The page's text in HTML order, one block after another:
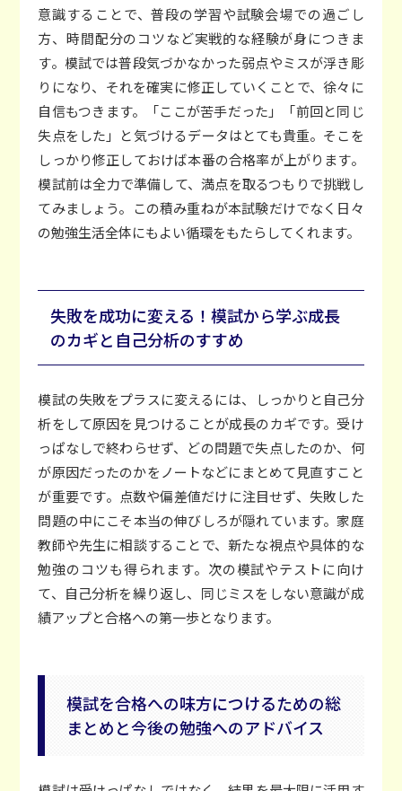
意識することで、普段の学習や試験会場での過ごし
方、時間配分のコツなど実戦的な経験が身につきま
す。模試では普段気づかなかった弱点やミスが浮き彫
りになり、それを確実に修正していくことで、徐々に
自信もつきます。「ここが苦手だった」「前回と同じ
失点をした」と気づけるデータはとても貴重。そこを
しっかり修正しておけば本番の合格率が上がります。
模試前は全力で準備して、満点を取るつもりで挑戦し
てみましょう。この積み重ねが本試験だけでなく日々
の勉強生活全体にもよい循環をもたらしてくれます。
失敗を成功に変える！模試から学ぶ成長
のカギと自己分析のすすめ
模試の失敗をプラスに変えるには、しっかりと自己分
析をして原因を見つけることが成長のカギです。受け
っぱなしで終わらせず、どの問題で失点したのか、何
が原因だったのかをノートなどにまとめて見直すこと
が重要です。点数や偏差値だけに注目せず、失敗した
問題の中にこそ本当の伸びしろが隠れています。家庭
教師や先生に相談することで、新たな視点や具体的な
勉強のコツも得られます。次の模試やテストに向け
て、自己分析を繰り返し、同じミスをしない意識が成
績アップと合格への第一歩となります。
模試を合格への味方につけるための総
まとめと今後の勉強へのアドバイス